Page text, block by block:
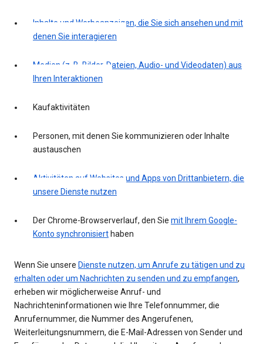
Inhalte und Werbeanzeigen, die Sie sich ansehen und mit
denen Sie interagieren
Medien (z. B. Bilder, Dateien, Audio- und Videodaten) aus
Ihren Interaktionen
Kaufaktivitäten
Personen, mit denen Sie kommunizieren oder Inhalte
austauschen
Aktivitäten auf Websites und Apps von Drittanbietern, die
unsere Dienste nutzen
Der Chrome-Browserverlauf, den Sie mit Ihrem Google-
Konto synchronisiert haben
Wenn Sie unsere Dienste nutzen, um Anrufe zu tätigen und zu
erhalten oder um Nachrichten zu senden und zu empfangen,
erheben wir möglicherweise Anruf- und
Nachrichteninformationen wie Ihre Telefonnummer, die
Anrufernummer, die Nummer des Angerufenen,
Weiterleitungsnummern, die E-Mail-Adressen von Sender und